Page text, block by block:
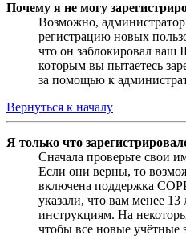
Почему я не могу
Возможно,
регистрацию новых
что он заблокировал ваш
которым вы пытаетесь
за помощью к
Вернуться к началу
Я только что
Сначала проверьте свои
Если они верны, то
включена поддержка
указали, что вам менее
инструкциям. На
чтобы все новые учётные